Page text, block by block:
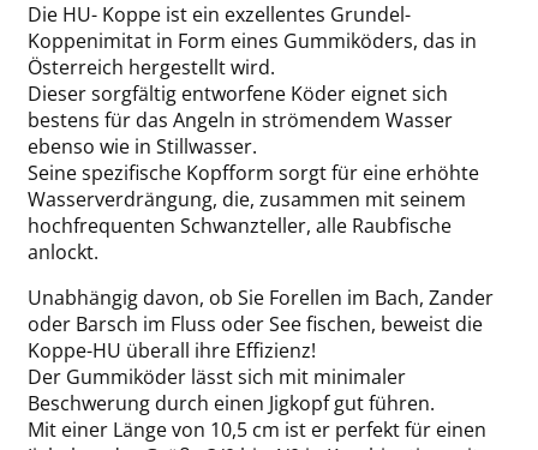
Die HU- Koppe ist ein exzellentes Grundel-
Koppenimitat in Form eines Gummiköders, das in
Österreich hergestellt wird.
Dieser sorgfältig entworfene Köder eignet sich
bestens für das Angeln in strömendem Wasser
ebenso wie in Stillwasser.
Seine spezifische Kopfform sorgt für eine erhöhte
Wasserverdrängung, die, zusammen mit seinem
hochfrequenten Schwanzteller, alle Raubfische
anlockt.
Unabhängig davon, ob Sie Forellen im Bach, Zander
oder Barsch im Fluss oder See fischen, beweist die
Koppe-HU überall ihre Effizienz!
Der Gummiköder lässt sich mit minimaler
Beschwerung durch einen Jigkopf gut führen.
Mit einer Länge von 10,5 cm ist er perfekt für einen